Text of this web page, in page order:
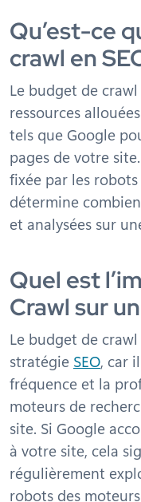
Qu’est-ce
crawl en
Le budget de
ressources
tels que Google
pages de votre
fixée par les
détermine
et analysées sur
Quel est
Crawl sur
Le budget de
stratégie SEO, car
fréquence et la
moteurs de
site. Si Google
à votre site, cela
régulièrement
robots des